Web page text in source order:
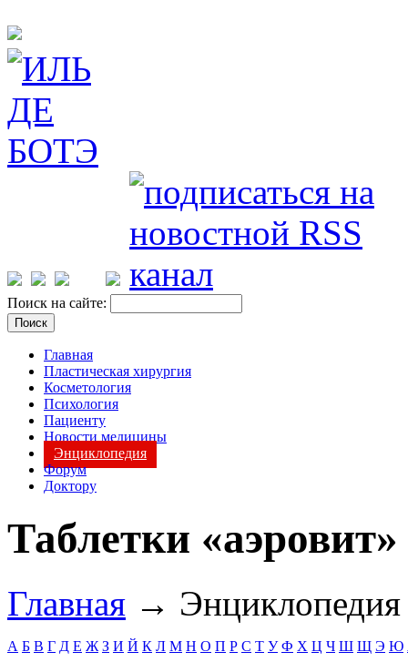
Поиск на сайте:
Главная
Пластическая хирургия
Косметология
Психология
Пациенту
Новости медицины
Энциклопедия
Форум
Доктору
Таблетки «аэровит»
Главная →
А Б В Г Д Е Ж З И Й К Л М Н О П Р С Т У Ф Х Ц Ч Ш Щ Э Ю